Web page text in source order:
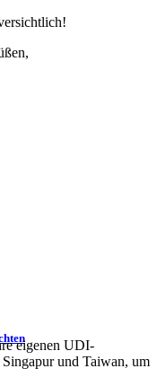
eigenen UDI-
und Taiwan, um